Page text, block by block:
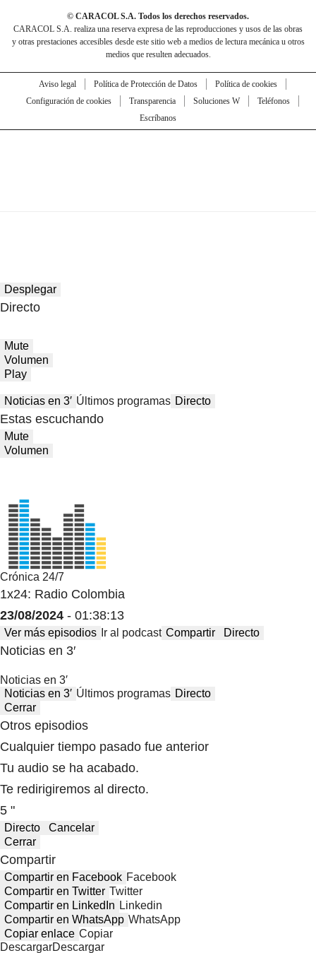
© CARACOL S.A. Todos los derechos reservados.
CARACOL S.A. realiza una reserva expresa de las reproducciones y usos de las obras
y otras prestaciones accesibles desde este sitio web a medios de lectura mecánica u otros
medios que resulten adecuados.
Aviso legal Política de Protección de Datos
Política de cookies
Configuración de cookies
Transparencia Soluciones W
Teléfonos
Escríbanos
Desplegar
Directo
Mute
Volumen
Play
Noticias en 3′ Últimos programas Directo
Estas escuchando
Mute
Volumen
Crónica 24/7
1x24: Radio Colombia
23/08/2024 - 01:38:13
Ver más episodios Ir al podcast Compartir Directo
Noticias en 3′
Noticias en 3′
Noticias en 3′ Últimos programas Directo
Cerrar
Otros episodios
Cualquier tiempo pasado fue anterior
Tu audio se ha acabado.
Te redirigiremos al directo.
5 "
Directo
Cancelar
Cerrar
Compartir
Compartir en Facebook Facebook
Compartir en Twitter Twitter
Compartir en LinkedIn Linkedin
Compartir en WhatsApp WhatsApp
Copiar enlace Copiar
DescargarDescargar